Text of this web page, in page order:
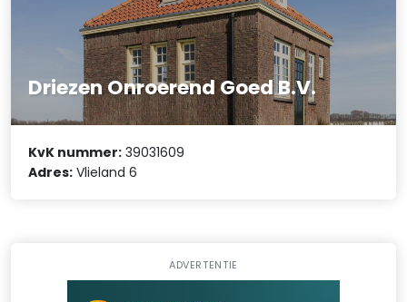
Driezen Onroerend Goed B.V.
KvK nummer: 39031609
Adres: Vlieland 6
ADVERTENTIE